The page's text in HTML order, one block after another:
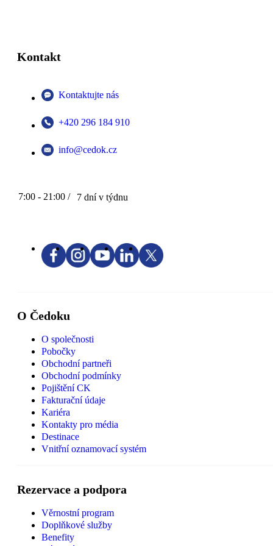
Kontakt
Kontaktujte nás
+420 296 184 910
info@cedok.cz
7:00 - 21:00 / 7 dní v týdnu
O Čedoku
O společnosti
Pobočky
Obchodní partneři
Obchodní podmínky
Pojištění CK
Fakturační údaje
Kariéra
Kontakty pro média
Destinace
Vnitřní oznamovací systém
Rezervace a podpora
Věrnostní program
Doplňkové služby
Benefity